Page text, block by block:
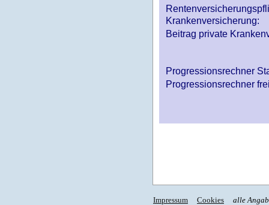
Krankenversicherung:
Beitrag private
Progressionsrechner
Progressionsrechner
Impressum Cookies alle